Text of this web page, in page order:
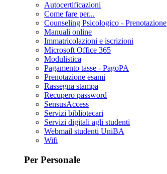
Autocertificazioni
Come fare per...
Counseling Psicologico - Prenotazione
Manuali online
Immatricolazioni e iscrizioni
Microsoft Office 365
Modulistica
Pagamento tasse - PagoPA
Prenotazione esami
Rassegna stampa
Recupero password
SensusAccess
Servizi bibliotecari
Servizi digitali agli studenti
Webmail studenti UniBA
Wifi
Per Personale